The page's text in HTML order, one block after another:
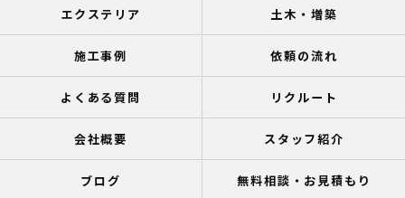
エクステリア 土木・増築
施工事例 依頼の流れ
よくある質問 リクルート
会社概要 スタッフ紹介
ブログ 無料相談・お見積もり